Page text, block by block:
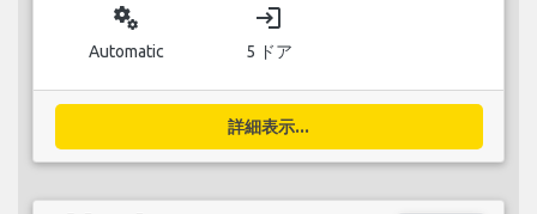
miscellaneous_services
Automatic
login
5 ドア
詳細表示...